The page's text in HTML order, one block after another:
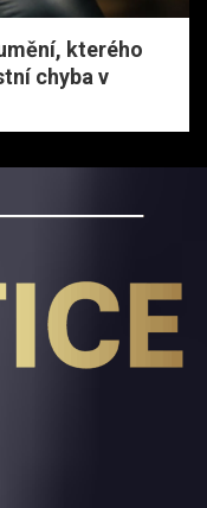
kterého
chyba v